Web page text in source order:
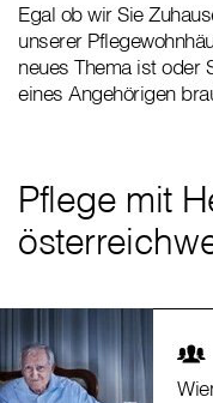
Egal ob wir Sie
unserer
neues Thema ist oder
eines Angehörigen
Pflege mit